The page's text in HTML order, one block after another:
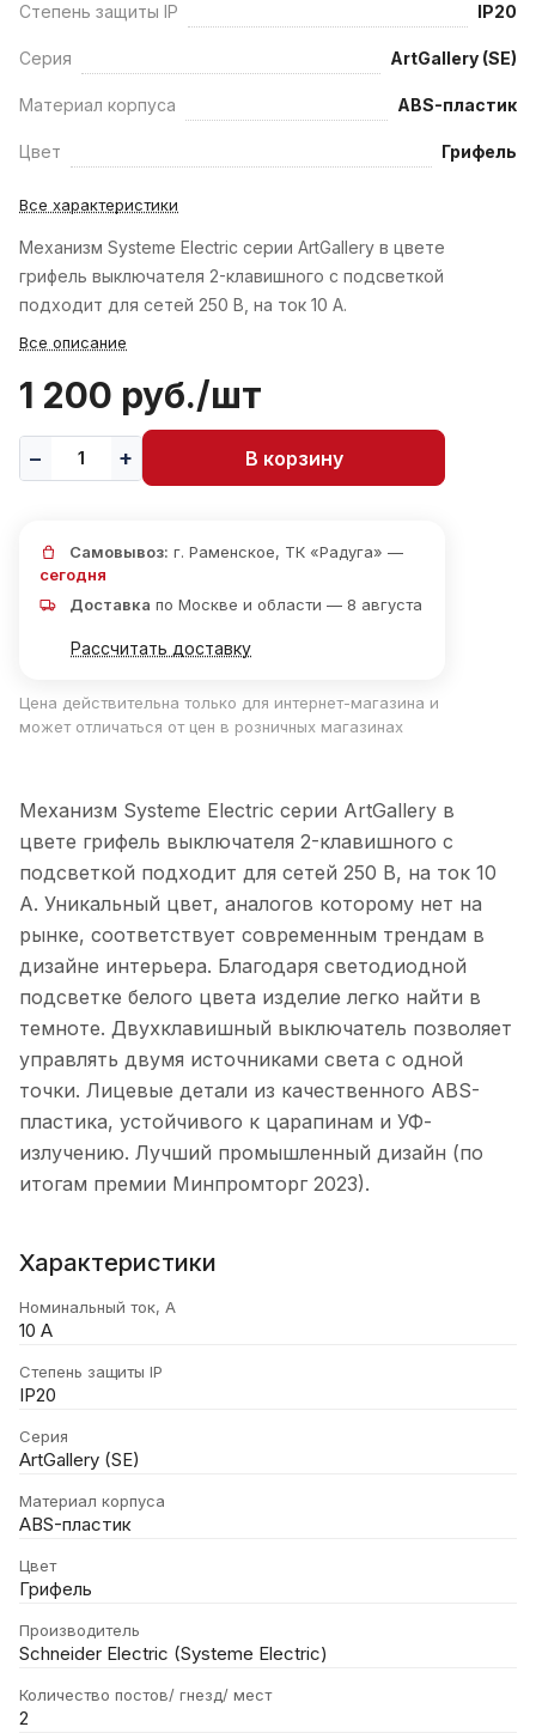
Степень защиты IP IP20
Серия ArtGallery (SE)
Материал корпуса ABS-пластик
Цвет Грифель
Все характеристики
Механизм Systeme Electric серии ArtGallery в цвете
грифель выключателя 2-клавишного c подсветкой
подходит для сетей 250 В, на ток 10 А.
Все описание
1 200 руб./шт
В корзину
Самовывоз: г. Раменское, ТК «Радуга» —
сегодня
Доставка по Москве и области — 8 августа
Рассчитать доставку
Цена действительна только для интернет-магазина и
может отличаться от цен в розничных магазинах
Механизм Systeme Electric серии ArtGallery в
цвете грифель выключателя 2-клавишного c
подсветкой подходит для сетей 250 В, на ток 10
А. Уникальный цвет, аналогов которому нет на
рынке, соответствует современным трендам в
дизайне интерьера. Благодаря светодиодной
подсветке белого цвета изделие легко найти в
темноте. Двухклавишный выключатель позволяет
управлять двумя источниками света с одной
точки. Лицевые детали из качественного ABS-
пластика, устойчивого к царапинам и УФ-
излучению. Лучший промышленный дизайн (по
итогам премии Минпромторг 2023).
Характеристики
Номинальный ток, А
10 А
Степень защиты IP
IP20
Серия
ArtGallery (SE)
Материал корпуса
ABS-пластик
Цвет
Грифель
Производитель
Schneider Electric (Systeme Electric)
Количество постов/ гнезд/ мест
2